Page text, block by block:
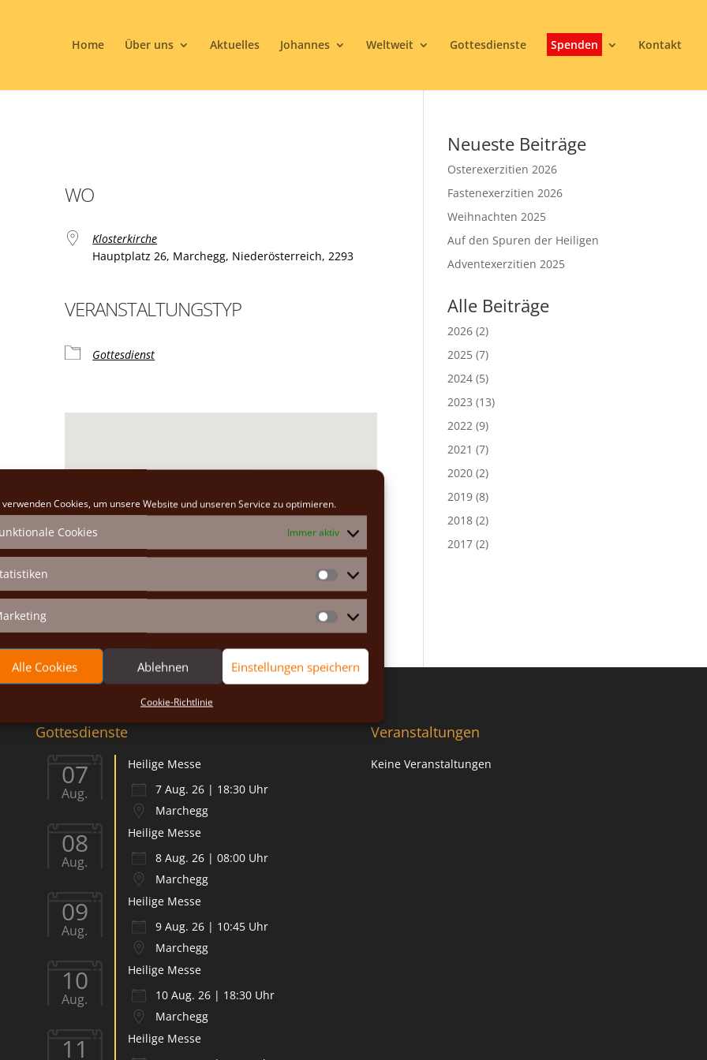
verwenden Cookies, um unsere Website und unseren Service zu optimieren.
Cookies Immer aktiv
Statistiken
Marketing
Alle Cookies Ablehnen Einstellungen speichern
Cookie-Richtlinie
Home Über uns Aktuelles Johannes Weltweit Gottesdienste Spenden Kontakt
WO
Klosterkirche
Hauptplatz 26, Marchegg, Niederösterreich, 2293
VERANSTALTUNGSTYP
Gottesdienst
Hauptplatz 26 - Marchegg
Neueste Beiträge
Osterexerzitien 2026
Fastenexerzitien 2026
Weihnachten 2025
Auf den Spuren der Heiligen
Adventexerzitien 2025
Alle Beiträge
2026 (2)
2025 (7)
2024 (5)
2023 (13)
2022 (9)
2021 (7)
2020 (2)
2019 (8)
2018 (2)
2017 (2)
Gottesdienste
07
Aug.
Heilige Messe
7 Aug. 26 | 18:30 Uhr
Marchegg
08
Aug.
Heilige Messe
8 Aug. 26 | 08:00 Uhr
Marchegg
09
Aug.
Heilige Messe
9 Aug. 26 | 10:45 Uhr
Marchegg
10
Aug.
Heilige Messe
10 Aug. 26 | 18:30 Uhr
Marchegg
11
Heilige Messe
Veranstaltungen
Keine Veranstaltungen